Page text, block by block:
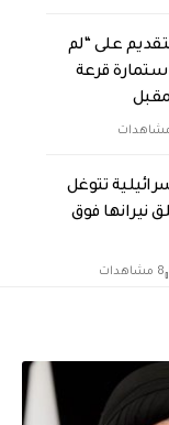
على “لم
قرعة
تتوغل
نيرانها فوق
8 مشاهدات